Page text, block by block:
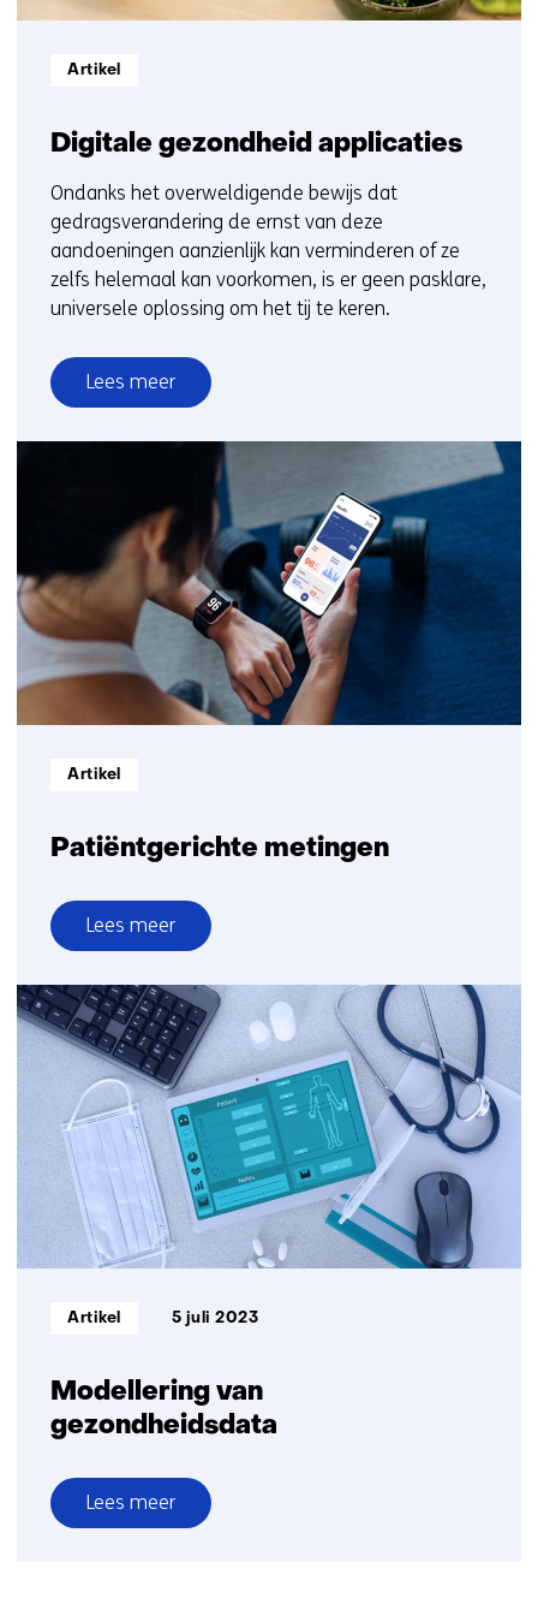
Digitale gezondheid applicaties
Informatietype:
Artikel
Ondanks het overweldigende bewijs dat
gedragsverandering de ernst van deze
aandoeningen aanzienlijk kan verminderen of ze
zelfs helemaal kan voorkomen, is er geen pasklare,
universele oplossing om het tij te keren.
Lees meer
over
Digitale
Patiëntgerichte metingen
Informatietype:
Artikel
Lees meer
over
Patiëntgerichte
metingen
Modellering van
gezondheidsdata
Informatietype:
Artikel 5 juli 2023
Lees meer
over